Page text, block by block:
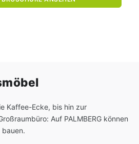
Kaffee-Ecke, bis hin zur
Auf PALMBERG können
bauen.